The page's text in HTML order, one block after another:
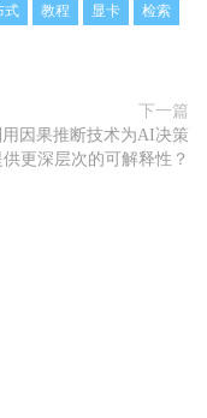
式 教程 显卡
检索
下一篇
因果推断技术为AI决策
供更深层次的可解释性？